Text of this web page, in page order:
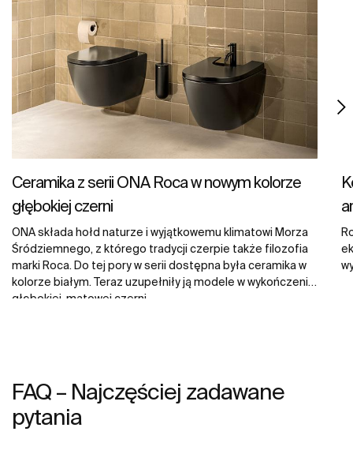
Ceramika z serii ONA Roca w nowym kolorze
głębokiej czerni
ONA składa hołd naturze i wyjątkowemu klimatowi Morza
Śródziemnego, z którego tradycji czerpie także filozofia
marki Roca. Do tej pory w serii dostępna była ceramika w
kolorze białym. Teraz uzupełniły ją modele w wykończeniu
głębokiej, matowej czerni.
FAQ – Najczęściej zadawane
pytania